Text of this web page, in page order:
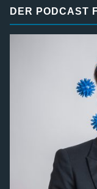
DER PODCAST